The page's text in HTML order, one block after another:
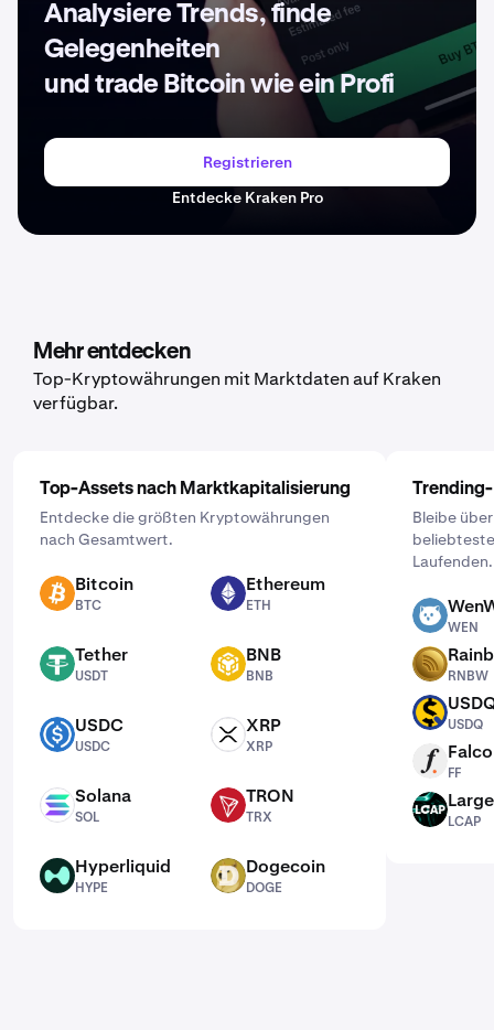
Analysiere Trends, finde
Gelegenheiten
und trade Bitcoin wie ein Profi
Registrieren
Entdecke Kraken Pro
Mehr entdecken
Top-Kryptowährungen mit Marktdaten auf Kraken
verfügbar.
Top-Assets nach Marktkapitalisierung
Entdecke die größten Kryptowährungen
nach Gesamtwert.
BTC Bitcoin
BTC
ETH Ethereum
ETH
USDT Tether
USDT
BNB BNB
BNB
USDC USDC
USDC
XRP XRP
XRP
SOL Solana
SOL
TRX TRON
TRX
HYPE Hyperliquid
HYPE
DOGE Dogecoin
DOGE
Bleibe
Laufenden.
WEN
WEN
RNBW
RNBW
USDQ
USDQ
FF
FF
LCAP
LCAP